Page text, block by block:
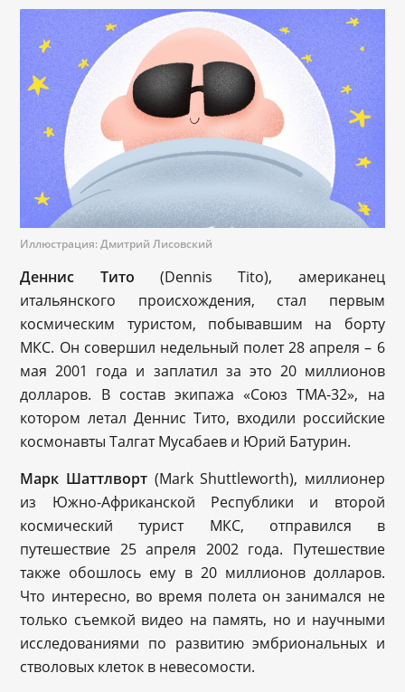
Иллюстрация: Дмитрий Лисовский
Деннис Тито (Dennis Tito), американец
итальянского происхождения, стал первым
космическим туристом, побывавшим на борту
МКС. Он совершил недельный полет 28 апреля – 6
мая 2001 года и заплатил за это 20 миллионов
долларов. В состав экипажа «Союз ТМА-32», на
котором летал Деннис Тито, входили российские
космонавты Талгат Мусабаев и Юрий Батурин.
Марк Шаттлворт(Mark Shuttleworth), миллионер
из Южно-Африканской Республики и второй
космический турист МКС, отправился в
путешествие 25 апреля 2002 года. Путешествие
также обошлось ему в 20 миллионов долларов.
Что интересно, во время полета он занимался не
только съемкой видео на память, но и научными
исследованиями по развитию эмбриональных и
стволовых клеток в невесомости.